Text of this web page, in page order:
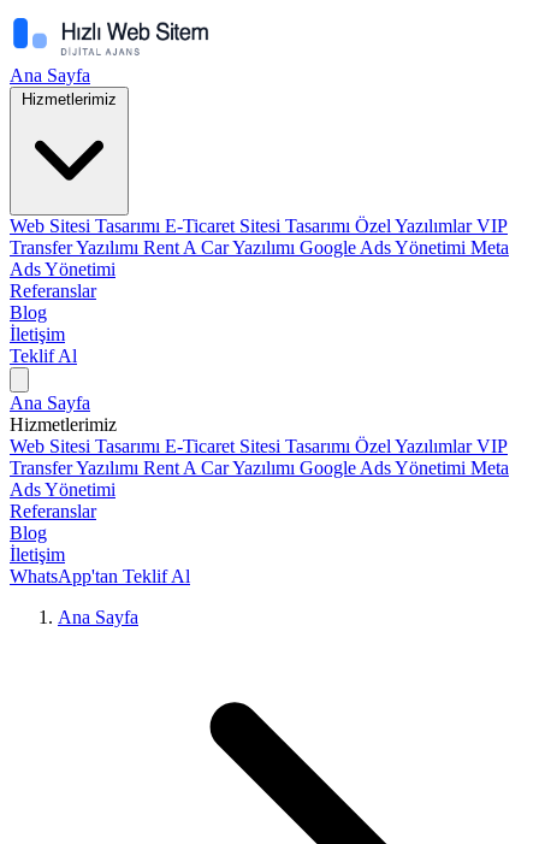
Ana Sayfa
Hizmetlerimiz
Web Sitesi Tasarımı E-Ticaret Sitesi Tasarımı Özel YazılımlarVIP
Transfer Yazılımı Rent A Car Yazılımı Google Ads Yönetimi Meta
Ads Yönetimi
Referanslar
Blog
İletişim
Teklif Al
Ana Sayfa
Hizmetlerimiz
Web Sitesi Tasarımı E-Ticaret Sitesi Tasarımı Özel YazılımlarVIP
Transfer Yazılımı Rent A Car Yazılımı Google Ads Yönetimi Meta
Ads Yönetimi
Referanslar
Blog
İletişim
WhatsApp'tan Teklif Al
Ana Sayfa